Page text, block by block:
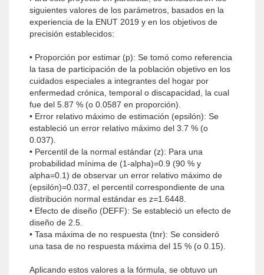
siguientes valores de los parámetros, basados en la
experiencia de la ENUT 2019 y en los objetivos de
precisión establecidos:
• Proporción por estimar (p): Se tomó como referencia
la tasa de participación de la población objetivo en los
cuidados especiales a integrantes del hogar por
enfermedad crónica, temporal o discapacidad, la cual
fue del 5.87 % (o 0.0587 en proporción).
• Error relativo máximo de estimación (epsilón): Se
estableció un error relativo máximo del 3.7 % (o
0.037).
• Percentil de la normal estándar (z): Para una
probabilidad mínima de (1-alpha)=0.9 (90 % y
alpha=0.1) de observar un error relativo máximo de
(epsilón)=0.037, el percentil correspondiente de una
distribución normal estándar es z=1.6448.
• Efecto de diseño (DEFF): Se estableció un efecto de
diseño de 2.5.
• Tasa máxima de no respuesta (tnr): Se consideró
una tasa de no respuesta máxima del 15 % (o 0.15).
Aplicando estos valores a la fórmula, se obtuvo un